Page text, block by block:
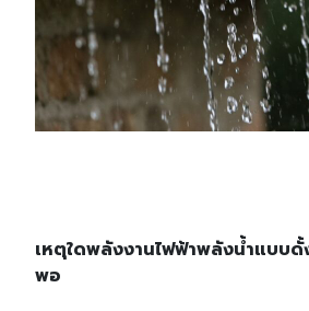
เหตุใดพลังงานไฟฟ้าพลังน้ำแบบดั้
พอ